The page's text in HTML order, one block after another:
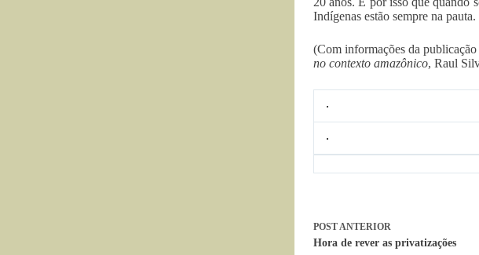
Indígenas estão sempre na pauta.
(Com informações da publicação
no contexto amazônico, Raul
POSTANTERIOR
Hora de rever as privatizações